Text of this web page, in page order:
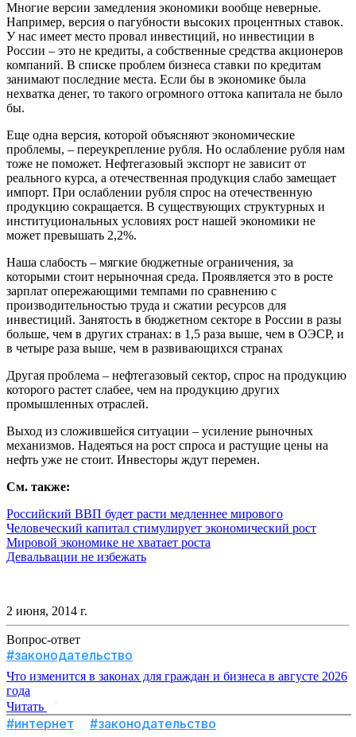
Многие версии замедления экономики вообще неверные.
Например, версия о пагубности высоких процентных ставок.
У нас имеет место провал инвестиций, но инвестиции в
России – это не кредиты, а собственные средства акционеров
компаний. В списке проблем бизнеса ставки по кредитам
занимают последние места. Если бы в экономике была
нехватка денег, то такого огромного оттока капитала не было
бы.
Еще одна версия, которой объясняют экономические
проблемы, – переукрепление рубля. Но ослабление рубля нам
тоже не поможет. Нефтегазовый экспорт не зависит от
реального курса, а отечественная продукция слабо замещает
импорт. При ослаблении рубля спрос на отечественную
продукцию сокращается. В существующих структурных и
институциональных условиях рост нашей экономики не
может превышать 2,2%.
Наша слабость – мягкие бюджетные ограничения, за
которыми стоит нерыночная среда. Проявляется это в росте
зарплат опережающими темпами по сравнению с
производительностью труда и сжатии ресурсов для
инвестиций. Занятость в бюджетном секторе в России в разы
больше, чем в других странах: в 1,5 раза выше, чем в ОЭСР, и
в четыре раза выше, чем в развивающихся странах
Другая проблема – нефтегазовый сектор, спрос на продукцию
которого растет слабее, чем на продукцию других
промышленных отраслей.
Выход из сложившейся ситуации – усиление рыночных
механизмов. Надеяться на рост спроса и растущие цены на
нефть уже не стоит. Инвесторы ждут перемен.
См. также:
Российский ВВП будет расти медленнее мирового
Человеческий капитал стимулирует экономический рост
Мировой экономике не хватает роста
Девальвации не избежать
2 июня, 2014 г.
Вопрос-ответ
#законодательство
Что изменится в законах для граждан и бизнеса в августе 2026
года
Читать
#интернет #законодательство